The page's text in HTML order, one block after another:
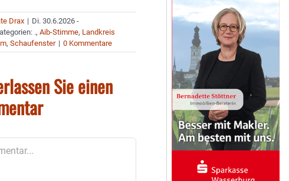
Drax | Di. 30.6.2026 -
.,Aib-Stimme, Landkreis
,Schaufenster | 0 Kommentare
Sie einen